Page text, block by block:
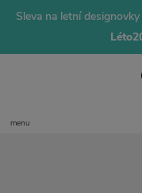
Sleva na letní designovky
menu